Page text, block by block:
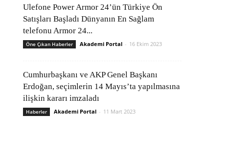
Ulefone Power Armor 24’ün Türkiye Ön
Satışları Başladı Dünyanın En Sağlam
telefonu Armor 24...
Öne Çıkan Haberler Akademi Portal - 16 Ekim 2023
Cumhurbaşkanı ve AKP Genel Başkanı
Erdoğan, seçimlerin 14 Mayıs’ta yapılmasına
ilişkin kararı imzaladı
Haberler Akademi Portal - 11 Mart 2023